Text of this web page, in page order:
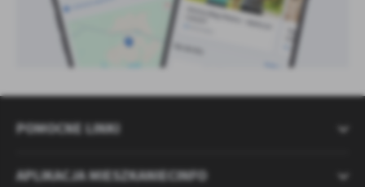
POMOCNE LINKI
APLIKACJA MIESZKANIECINFO